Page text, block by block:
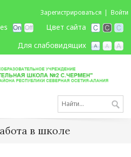
Зарегистрироваться Войти
Цвет сайта
Для слабовидящих
в школе